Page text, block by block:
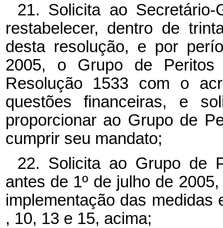
21. Solicita ao
restabelecer, dentro de
desta resolução, e por
2005, o Grupo de Peritos
Resolução 1533 com o
questões financeiras, e
proporcionar ao Grupo de
cumprir seu mandato;
22. Solicita ao Grupo de
antes de 1º de julho de
implementação das medidas
, 10, 13 e 15, acima;